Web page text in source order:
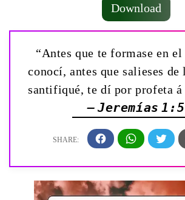
Download
“Antes que te formase en
conocí, antes que salieses
santifiqué, te dí por profeta á
— Jeremías 1:5